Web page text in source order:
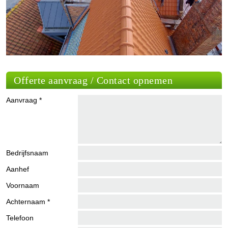
Offerte aanvraag / Contact opnemen
Aanvraag *
Bedrijfsnaam
Aanhef
Voornaam
Achternaam *
Telefoon